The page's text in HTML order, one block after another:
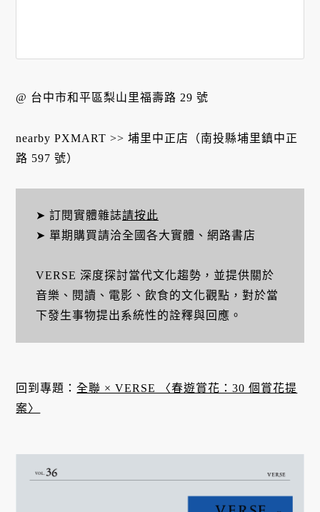
@ 台中市和平區梨山里福壽路 29 號
nearby PXMART >> 埔里中正店（南投縣埔里鎮中正
路 597 號）
➤ 訂閱實體雜誌請按此
➤ 單期購買請洽全國各大實體、網路書店
VERSE 深度探討當代文化趨勢，並提供關於
音樂、閱讀、電影、飲食的文化觀點，對於當
下發生事物提出系統性的詮釋與回應。
回到專題：全聯 × VERSE 〈春遊賞花：30 個賞花提
案〉